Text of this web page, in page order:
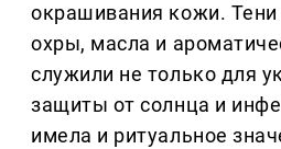
окрашивания кожи. Тени
охры, масла и
служили не только для
защиты от солнца и
имела и ритуальное